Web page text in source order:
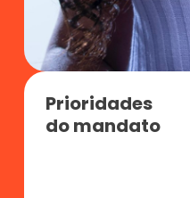
Prioridades
do mandato